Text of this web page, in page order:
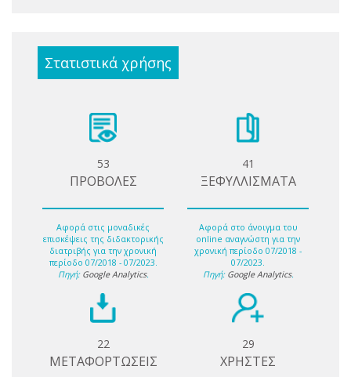
Στατιστικά χρήσης
53
ΠΡΟΒΟΛΕΣ
Αφορά στις μοναδικές
επισκέψεις της διδακτορικής
διατριβής για την χρονική
περίοδο 07/2018 - 07/2023.
Πηγή: Google Analytics.
41
ΞΕΦΥΛΛΙΣΜΑΤΑ
Αφορά στο άνοιγμα του
online αναγνώστη για την
χρονική περίοδο 07/2018 -
07/2023.
Πηγή: Google Analytics.
22
ΜΕΤΑΦΟΡΤΩΣΕΙΣ
29
ΧΡΗΣΤΕΣ